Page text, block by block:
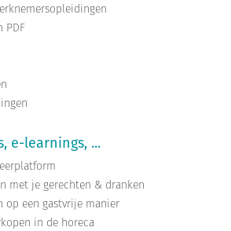
PDF
e-learnings, ...
met je gerechten & dranken
op een gastvrije manier
in de horeca